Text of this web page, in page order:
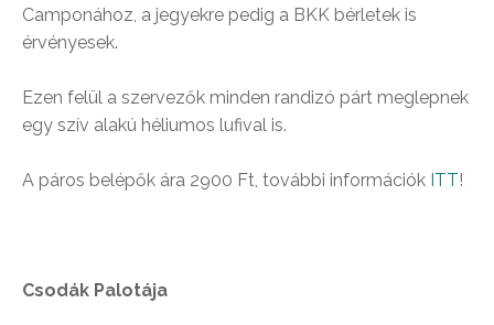
Camponához, a jegyekre pedig a BKK bérletek is
érvényesek.
Ezen felül a szervezők minden randizó párt meglepnek
egy szív alakú héliumos lufival is.
A páros belépők ára 2900 Ft, további információk ITT!
Csodák Palotája